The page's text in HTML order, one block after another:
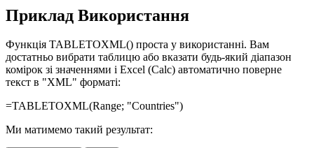
Приклад Використання
Функція TABLETOXML() проста у використанні. Вам
достатньо вибрати таблицю або вказати будь-який діапазон
комірок зі значеннями і Excel (Calc) автоматично поверне
текст в "XML" форматі:
=TABLETOXML(Range; "Countries")
Ми матимемо такий результат: